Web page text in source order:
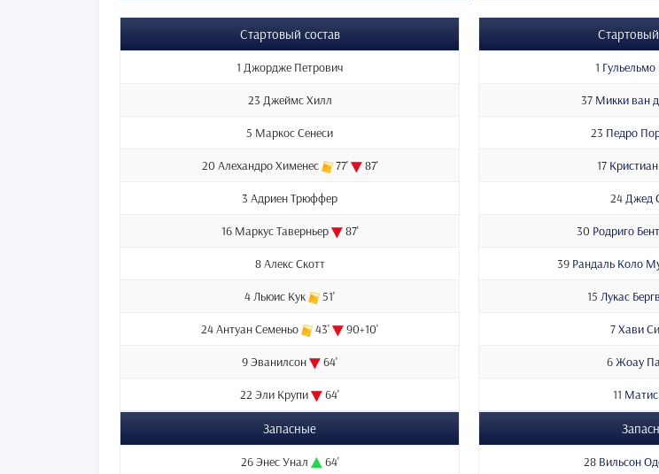
Стартовый состав
1 Джордже Петрович
23 Джеймс Хилл
5 Маркос Сенеси
20 Алехандро Хименес 77' 87'
3 Адриен Трюффер
16 Маркус Таверньер 87'
8 Алекс Скотт
4 Льюис Кук 51'
24 Антуан Семеньо 43' 90+10'
9 Эванилсон 64'
22 Эли Крупи 64'
Запасные
26 Энес Унал 64'
1
37 Микки ван
23 Педро
17
24Джед
30 Родриго
39 Рандаль Коло
15 Лукас
7Хави
6Жоау
11 Матис
28 Вильсон